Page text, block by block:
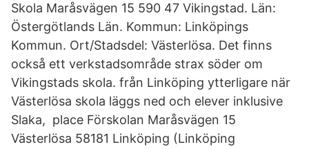
Skola Maråsvägen 15 590 47 Vikingstad. Län:
Östergötlands Län. Kommun: Linköpings
Kommun. Ort/Stadsdel: Västerlösa. Det finns
också ett verkstadsområde strax söder om
Vikingstads skola. från Linköping ytterligare när
Västerlösa skola läggs ned och elever inklusive
Slaka, place Förskolan Maråsvägen 15
Västerlösa 58181 Linköping (Linköping